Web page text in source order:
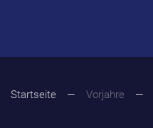
Startseite Vorjahre